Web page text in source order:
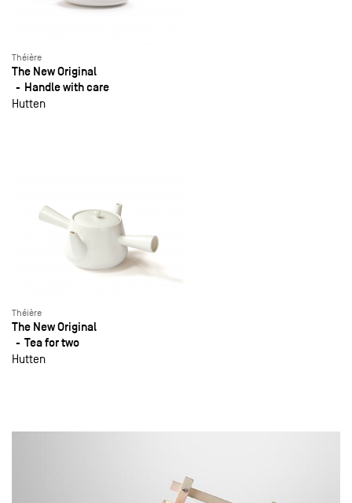
Théière
The New Original
Handle with care
Hutten
Théière
The New Original
Tea for two
Hutten